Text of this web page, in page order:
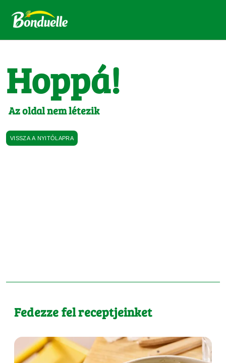
Hoppá!
Az oldal nem létezik
VISSZA A NYITÓLAPRA
Fedezze fel receptjeinket